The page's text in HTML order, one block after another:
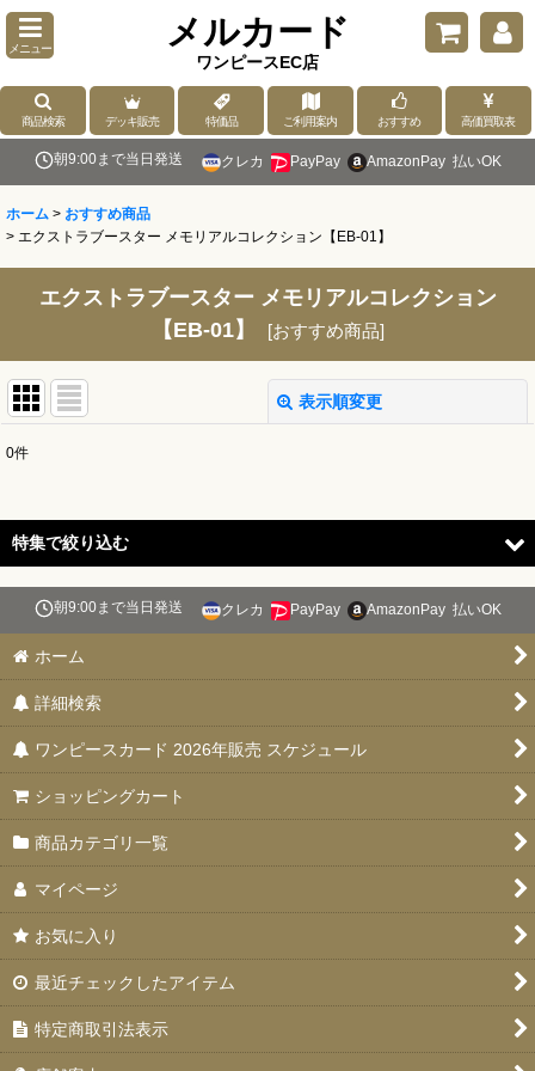
メニュー メルカード
ワンピースEC店
商品検索 デッキ販売 特価品 ご利用案内 おすすめ 高価買取表
朝9:00まで当日発送 クレカ PayPay AmazonPay 払いOK
ホーム > おすすめ商品
> エクストラブースター メモリアルコレクション【EB-01】
エクストラブースター メモリアルコレクション
【EB-01】
[おすすめ商品]
表示順変更
並び順:
0件
特集で絞り込む
スタートデッキ 【ST-31〜36】
ブースターパック 決戦の刻【OP-16】
特価品
デッキ販売
プロモカード
ドン！！カード
未開封品
朝9:00まで当日発送 クレカ PayPay AmazonPay 払いOK
ホーム
詳細検索
ワンピースカード 2026年販売 スケジュール
ショッピングカート
商品カテゴリ一覧
マイページ
お気に入り
最近チェックしたアイテム
特定商取引法表示